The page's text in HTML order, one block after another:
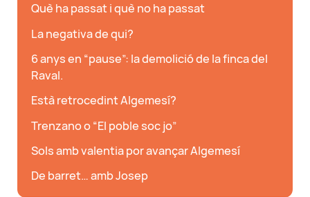
Què ha passat i què no ha passat
La negativa de qui?
6 anys en “pause”: la demolició de la finca del
Raval.
Està retrocedint Algemesí?
Trenzano o “El poble soc jo”
Sols amb valentia por avançar Algemesí
De barret… amb Josep